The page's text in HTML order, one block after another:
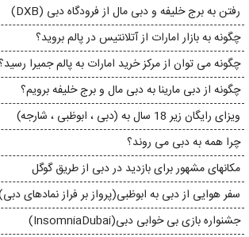
رفتن به برج خلیفه و دبی مال از فرودگاه دبی (DXB)
چگونه به بازار امارات از آتلانتیس در پالم بروید؟
چگونه می توان از مرکز خرید امارات به پالم جمیرا
چگونه از دبی مارینا به دبی مال و برج خلیفه برویم؟
ویزای رایگان زیر 18 سال به (دبی ، ابوظبی ، شارجه)
​​چرا همه به دبی می روند؟
مکانهای مشهور برای بازدید در دبی از طریق گوگل
سفر هوایی از دبی به ابوظبی(پرواز بر فراز نمادهای
جشنواره بازی بی خوابی دبی(InsomniaDubai)